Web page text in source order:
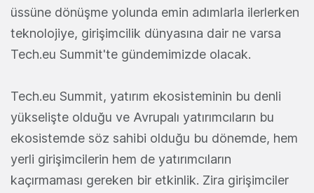
üssüne dönüşme yolunda emin adımlarla ilerlerken
teknolojiye, girişimcilik dünyasına dair ne varsa
Tech.eu Summit'te gündemimizde olacak.
Tech.eu Summit, yatırım ekosisteminin bu denli
yükselişte olduğu ve Avrupalı yatırımcıların bu
ekosistemde söz sahibi olduğu bu dönemde, hem
yerli girişimcilerin hem de yatırımcıların
kaçırmaması gereken bir etkinlik. Zira girişimciler